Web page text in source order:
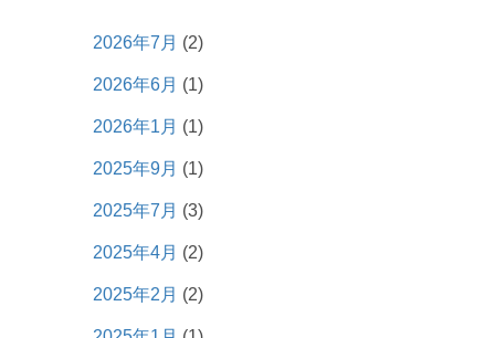
2026年7月 (2)
2026年6月 (1)
2026年1月 (1)
2025年9月 (1)
2025年7月 (3)
2025年4月 (2)
2025年2月 (2)